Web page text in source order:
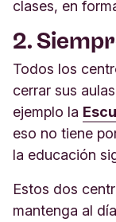
clases, en
2.
Todos los
cerrar sus
ejemplo la
eso no tiene
la educación
Estos dos
mantenga al